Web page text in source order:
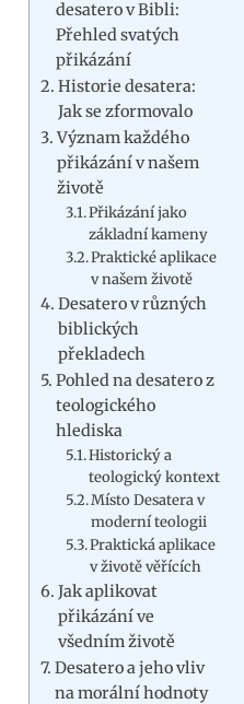
desatero v Bibli:
Přehled svatých
přikázání
Historie desatera:
Jak se zformovalo
Význam každého
přikázání v našem
životě
Přikázání jako
základní kameny
Praktické aplikace
v našem životě
Desatero v různých
biblických
překladech
Pohled na desatero z
teologického
hlediska
Historický a
teologický kontext
Místo Desatera v
moderní teologii
Praktická aplikace
v životě věřících
Jak aplikovat
přikázání ve
všedním životě
Desatero a jeho vliv
na morální hodnoty